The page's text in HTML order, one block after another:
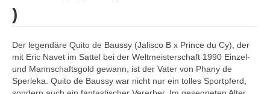
)
Der legendäre Quito de Baussy (Jalisco B x Prince du Cy), der
mit Eric Navet im Sattel bei der Weltmeisterschaft 1990 Einzel-
und Mannschaftsgold gewann, ist der Vater von Phany de
Sperleka. Quito de Baussy war nicht nur ein tolles Sportpferd,